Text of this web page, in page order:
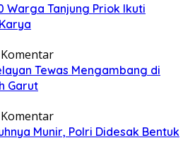
Warga Tanjung Priok Ikuti
Tewas Mengambang di
Garut
Munir, Polri Didesak Bentuk